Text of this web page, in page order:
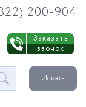
200-904
Заказать
звонок
Искать